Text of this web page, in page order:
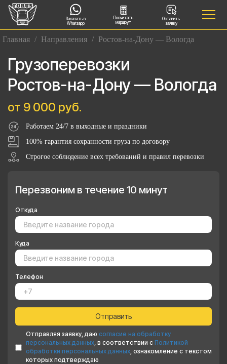
Заказать в
Whatsapp
Посчитать
маршрут
Оставить
заявку
Главная / Направления / Ростов-на-Дону — Вологда
Грузоперевозки
Ростов-на-Дону — Вологда
от 9 000 руб.
Работаем 24/7 в выходные и праздники
100% гарантия сохранности груза по договору
Строгое соблюдение всех требований и правил перевозки
Перезвоним в течение 10 минут
Откуда
Куда
Телефон
Отправляя заявку, даю согласие на обработку
персональных данных, в соответствии с Политикой
обработки персональных данных, ознакомление с текстом
которых подтверждаю